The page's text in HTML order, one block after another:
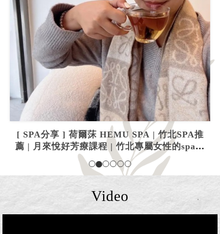
[ SPA分享 ] 荷爾莯 HEMU SPA | 竹北SPA推
薦 | 月來悅好芳療課程 | 竹北專屬女性的spa課
程
Video